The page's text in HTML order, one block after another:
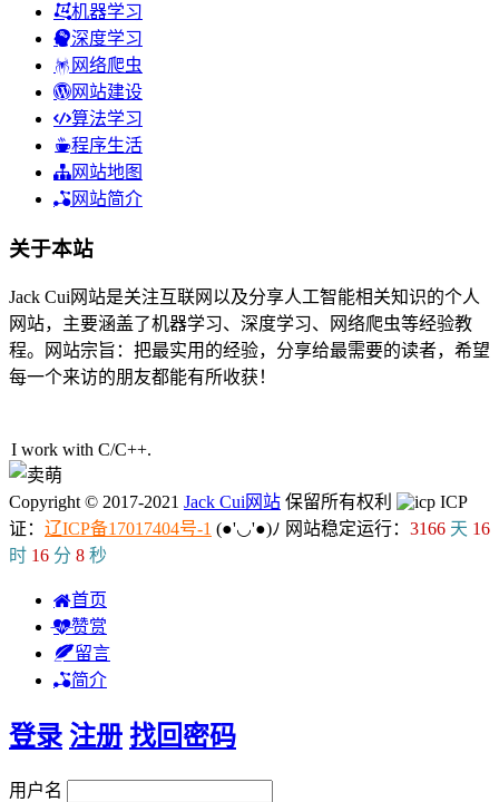
机器学习
深度学习
网络爬虫
网站建设
算法学习
程序生活
网站地图
网站简介
关于本站
Jack Cui网站是关注互联网以及分享人工智能相关知识的个人
网站，主要涵盖了机器学习、深度学习、网络爬虫等经验教
程。网站宗旨：把最实用的经验，分享给最需要的读者，希望
每一个来访的朋友都能有所收获！
I work with C/C++.
Copyright © 2017-2021 Jack Cui网站 保留所有权利
ICP
证： 辽ICP备17017404号-1 (●'◡'●)ﾉ 网站稳定运行： 3166 天 16
时 16 分 9 秒
首页
赞赏
留言
简介
登录 注册 找回密码
用户名